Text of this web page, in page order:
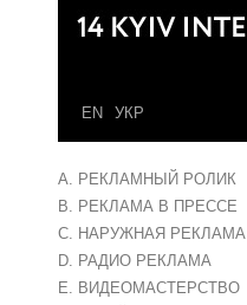
EN УКР
A. РЕКЛАМНЫЙ РОЛИК
B. РЕКЛАМА В ПРЕССЕ
C. НАРУЖНАЯ РЕКЛАМА
D. РАДИО РЕКЛАМА
E. ВИДЕОМАСТЕРСТВО